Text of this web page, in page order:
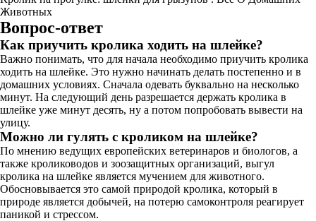
Животных
Вопрос-ответ
Как приучить кролика ходить на шлейке?
Важно понимать, что для начала необходимо приучить кролика
ходить на шлейке. Это нужно начинать делать постепенно и в
домашних условиях. Сначала одевать буквально на несколько
минут. На следующий день разрешается держать кролика в
шлейке уже минут десять, ну а потом попробовать вывести на
улицу.
Можно ли гулять с кроликом на шлейке?
По мнению ведущих европейских ветеринаров и биологов, а
также кролиководов и зоозащитных организаций, выгул
кролика на шлейке является мучением для животного.
Обосновывается это самой природой кролика, который в
природе является добычей, на потерю самоконтроля реагирует
паникой и стрессом.